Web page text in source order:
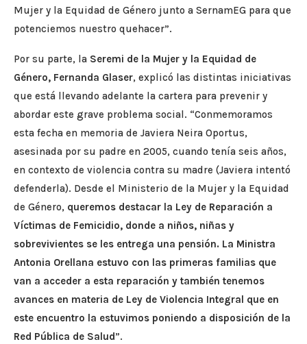
Mujer y la Equidad de Género junto a SernamEG para que
potenciemos nuestro quehacer”.
Por su parte, la Seremi de la Mujer y la Equidad de
Género, Fernanda Glaser, explicó las distintas iniciativas
que está llevando adelante la cartera para prevenir y
abordar este grave problema social. “Conmemoramos
esta fecha en memoria de Javiera Neira Oportus,
asesinada por su padre en 2005, cuando tenía seis años,
en contexto de violencia contra su madre (Javiera intentó
defenderla). Desde el Ministerio de la Mujer y la Equidad
de Género, queremos destacar la Ley de Reparación a
Víctimas de Femicidio, donde a niños, niñas y
sobrevivientes se les entrega una pensión. La Ministra
Antonia Orellana estuvo con las primeras familias que
van a acceder a esta reparación y también tenemos
avances en materia de Ley de Violencia Integral que en
este encuentro la estuvimos poniendo a disposición de la
Red Pública de Salud”.